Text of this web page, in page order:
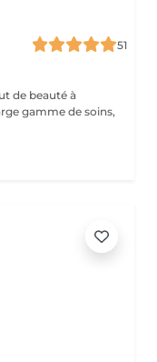
51
de beauté à